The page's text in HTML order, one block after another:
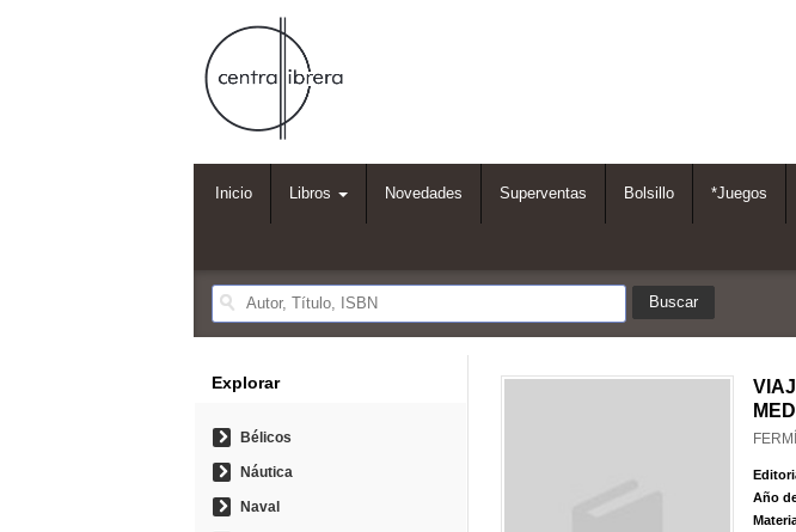
Inicio Libros Novedades Superventas Bolsillo *Juegos
Año
Explorar
Bélicos
Náutica
Naval